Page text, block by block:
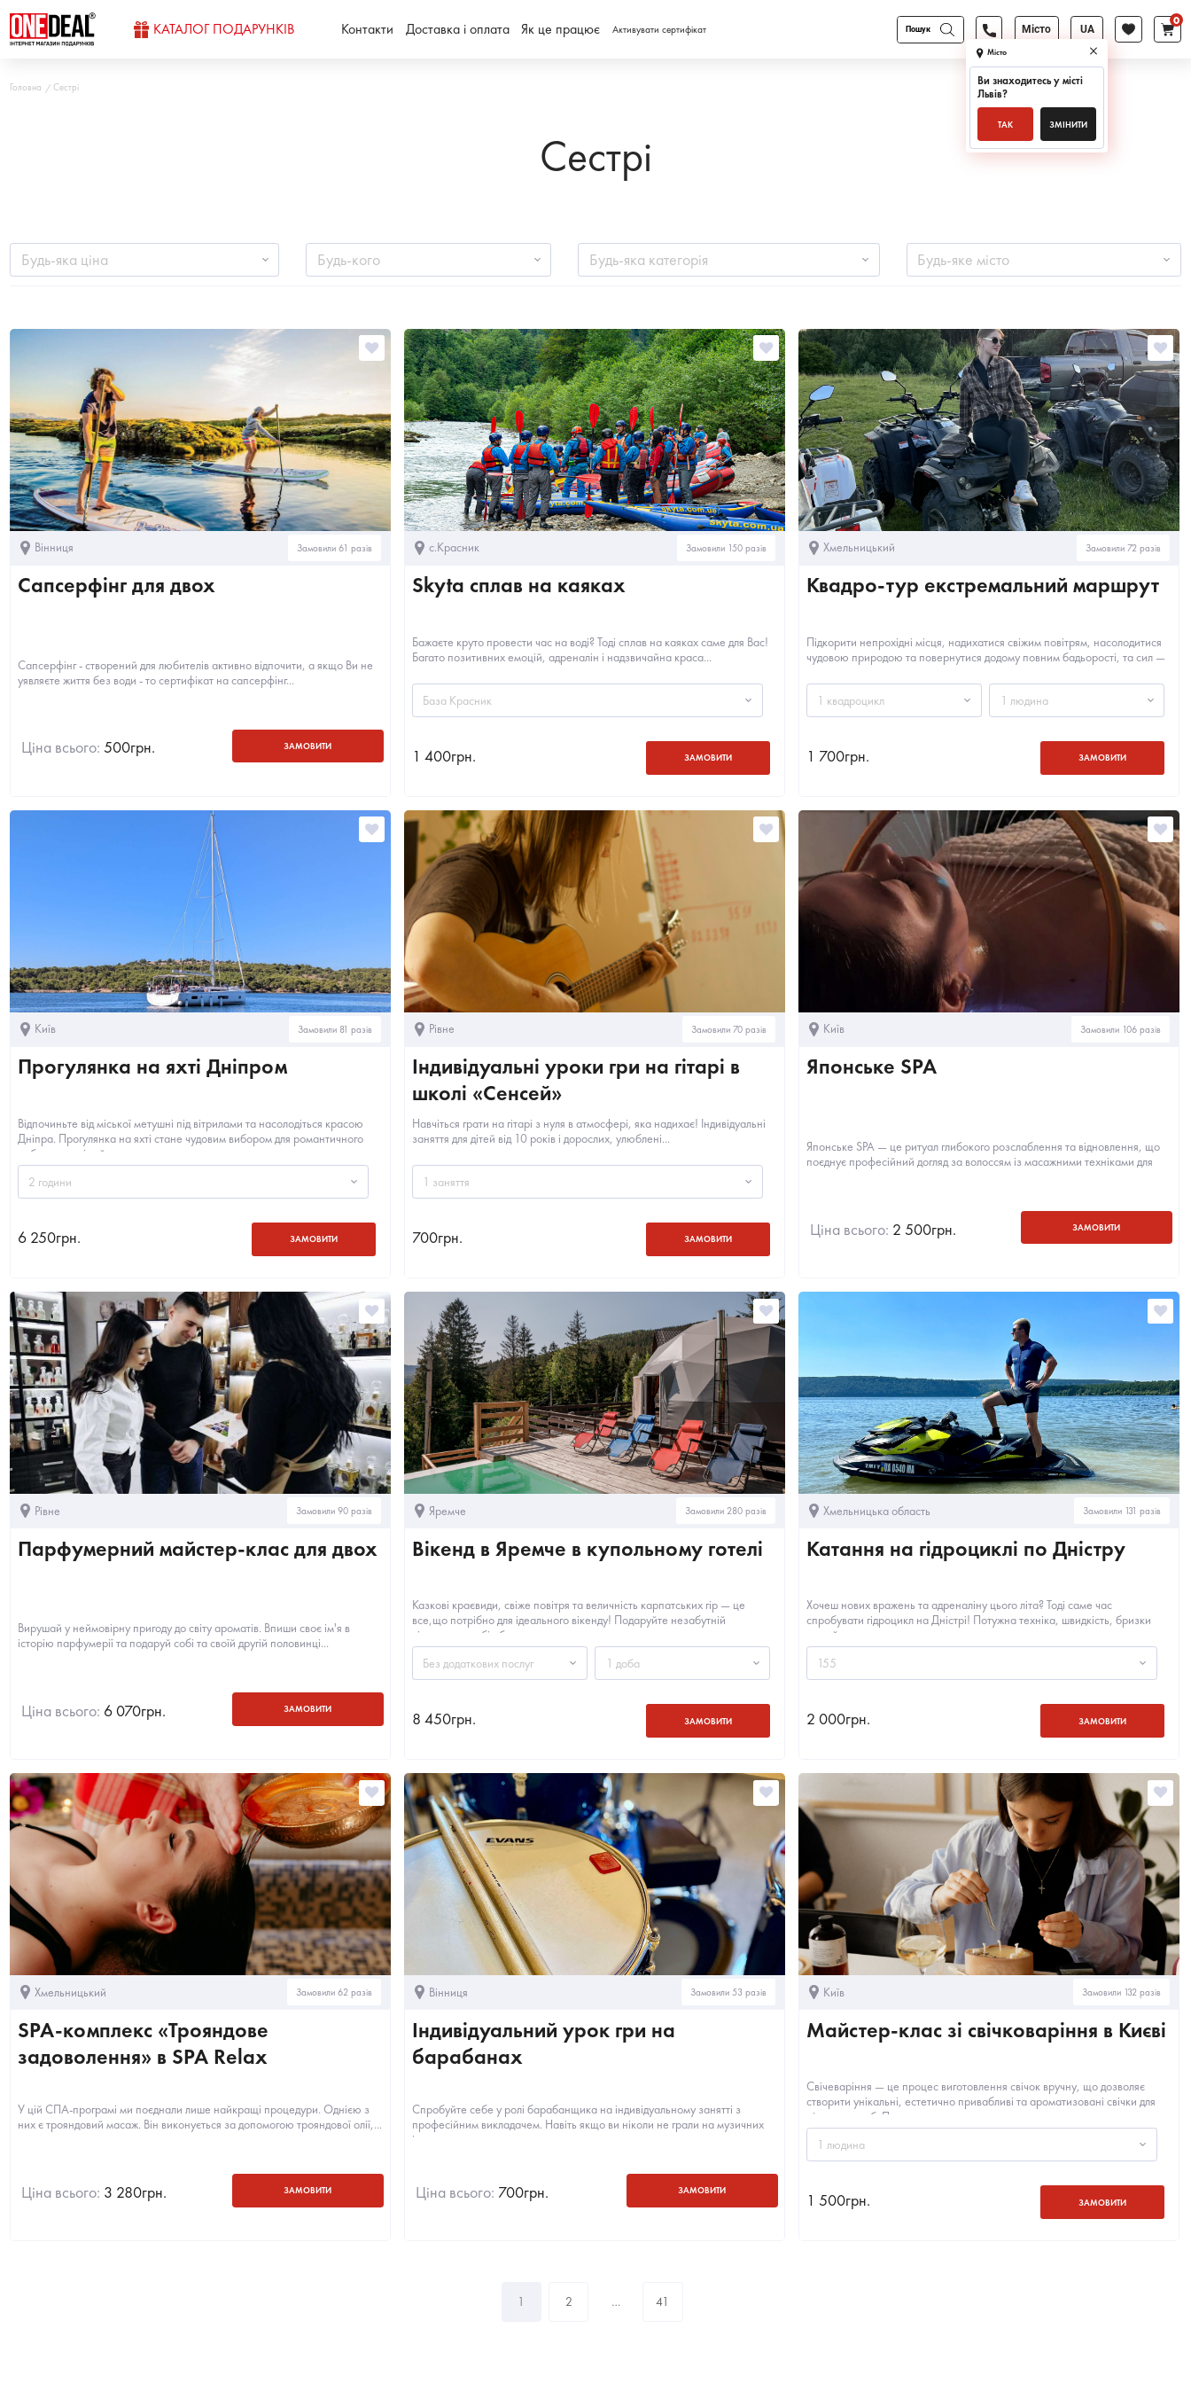
КАТАЛОГ ПОДАРУНКІВ Контакти Доставка і оплата Як це працює Активувати сертифікат
Products
search
Місто
Місто
Ви знаходитесь у місті
Львів?
ТАК ЗМІНИТИ
UA
0
Головна Сестрі
Сестрі
Будь-яка ціна Будь-кого Будь-яка категорія Будь-яке місто
Вінниця Замовили 61 разів
Сапсерфінг для двох
Сапсерфінг - створений для любителів активно відпочити, а якщо Ви не
уявляєте життя без води - то сертифікат на сапсерфінг...
Ціна всього: 500грн. ЗАМОВИТИ
с.Красник Замовили 150 разів
Skyta сплав на каяках
Бажаєте круто провести час на воді? Тоді сплав на каяках саме для Вас!
Багато позитивних емоцій, адреналін і надзвичайна краса...
База Красник
1 400грн. ЗАМОВИТИ
Хмельницький Замовили 72 разів
Квадро-тур екстремальний маршрут
Підкорити непрохідні місця, надихатися свіжим повітрям, насолодитися
чудовою природою та повернутися додому повним бадьорості, та сил —
1 квадроцикл
1 людина
1 700грн. ЗАМОВИТИ
Київ Замовили 81 разів
Прогулянка на яхті Дніпром
Відпочиньте від міської метушні під вітрилами та насолодіться красою
Дніпра. Прогулянка на яхті стане чудовим вибором для романтичного
побачення, сімейного...
2 години
6 250грн. ЗАМОВИТИ
Рівне Замовили 70 разів
Індивідуальні уроки гри на гітарі в
школі «Сенсей»
Навчіться грати на гітарі з нуля в атмосфері, яка надихає! Індивідуальні
заняття для дітей від 10 років і дорослих, улюблені...
1 заняття
700грн. ЗАМОВИТИ
Київ Замовили 106 разів
Японське SPA
Японське SPA — це ритуал глибокого розслаблення та відновлення, що
поєднує професійний догляд за волоссям із масажними техніками для
Ціна всього: 2 500грн. ЗАМОВИТИ
Рівне Замовили 90 разів
Парфумерний майстер-клас для двох
Вирушай у неймовірну пригоду до світу ароматів. Впиши своє ім'я в
історію парфумерії та подаруй собі та своїй другій половинці...
Ціна всього: 6 070грн. ЗАМОВИТИ
Яремче Замовили 280 разів
Вікенд в Яремче в купольному готелі
Казкові краєвиди, свіже повітря та величність карпатських гір — це
все,що потрібно для ідеального вікенду! Подаруйте незабутній
відпочинок собі або...
Без додаткових послуг
1 доба
8 450грн. ЗАМОВИТИ
Хмельницька область Замовили 131 разів
Катання на гідроциклі по Дністру
Хочеш нових вражень та адреналіну цього літа? Тоді саме час
спробувати гідроцикл на Дністрі! Потужна техніка, швидкість, бризки
води й...
155
2 000грн. ЗАМОВИТИ
Хмельницький Замовили 62 разів
SPA-комплекс «Трояндове
задоволення» в SPA Relax
У цій СПА-програмі ми поєднали лише найкращі процедури. Однією з
них є трояндовий масаж. Він виконується за допомогою трояндової олії,...
Ціна всього: 3 280грн. ЗАМОВИТИ
Вінниця Замовили 53 разів
Індивідуальний урок гри на
барабанах
Спробуйте себе у ролі барабанщика на індивідуальному занятті з
професійним викладачем. Навіть якщо ви ніколи не грали на музичних
інструментах,...
Ціна всього: 700грн. ЗАМОВИТИ
Київ Замовили 132 разів
Майстер-клас зі свічковаріння в Києві
Свічеваріння — це процес виготовлення свічок вручну, що дозволяє
створити унікальні, естетично привабливі та ароматизовані свічки для
різних потреб. Подару...
1 людина
1 500грн. ЗАМОВИТИ
1 2 … 41